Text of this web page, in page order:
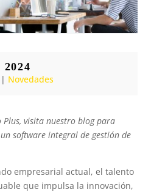
Novedades
Plus, visita nuestro blog para
software integral de gestión de
empresarial actual, el talento
que impulsa la innovación,